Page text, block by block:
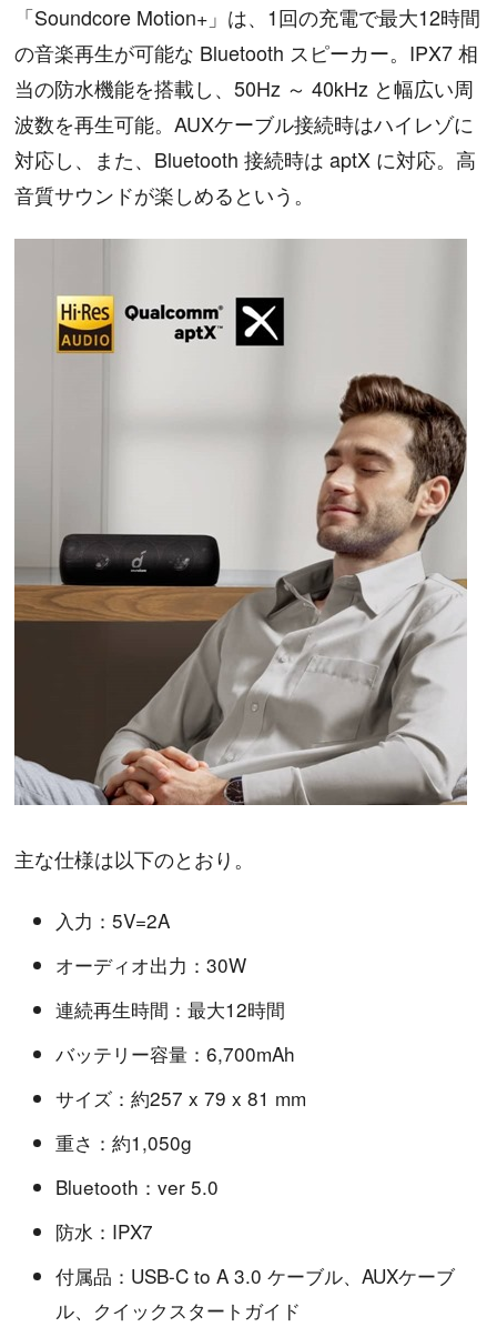
「Soundcore Motion+」は、1回の充電で最大12時間
の音楽再生が可能な Bluetooth スピーカー。IPX7 相
当の防水機能を搭載し、50Hz ～ 40kHz と幅広い周
波数を再生可能。AUXケーブル接続時はハイレゾに
対応し、また、Bluetooth 接続時は aptX に対応。高
音質サウンドが楽しめるという。
主な仕様は以下のとおり。
入力：5V=2A
オーディオ出力：30W
連続再生時間：最大12時間
バッテリー容量：6,700mAh
サイズ：約257 x 79 x 81 mm
重さ：約1,050g
Bluetooth：ver 5.0
防水：IPX7
付属品：USB-C to A 3.0 ケーブル、AUXケーブ
ル、クイックスタートガイド